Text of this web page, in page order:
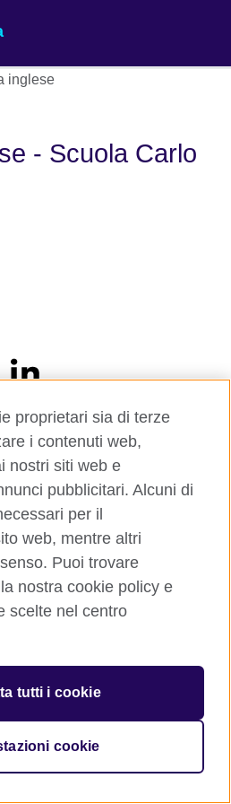
- Scuola Carlo
organisation for cultural
A registered charity:
SC037733 (Scotland)
proprietari sia di terze
i contenuti web,
nostri siti web e
pubblicitari. Alcuni di
per il
web, mentre altri
Puoi trovare
nostra cookie policy e
scelte nel centro
tutti i cookie
cookie